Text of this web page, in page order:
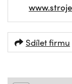
Sdílet firmu